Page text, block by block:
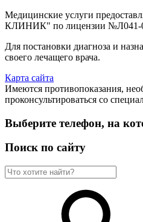
Медицинские услуги
КЛИНИК" по лицензии №Л041-
Для постановки диагноза и
своего лечащего врача.
Карта сайта
Имеются противопоказания,
проконсультироваться со
Выберите телефон, на
Поиск по сайту